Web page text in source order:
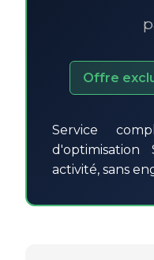
Offre
Service
activité, sans